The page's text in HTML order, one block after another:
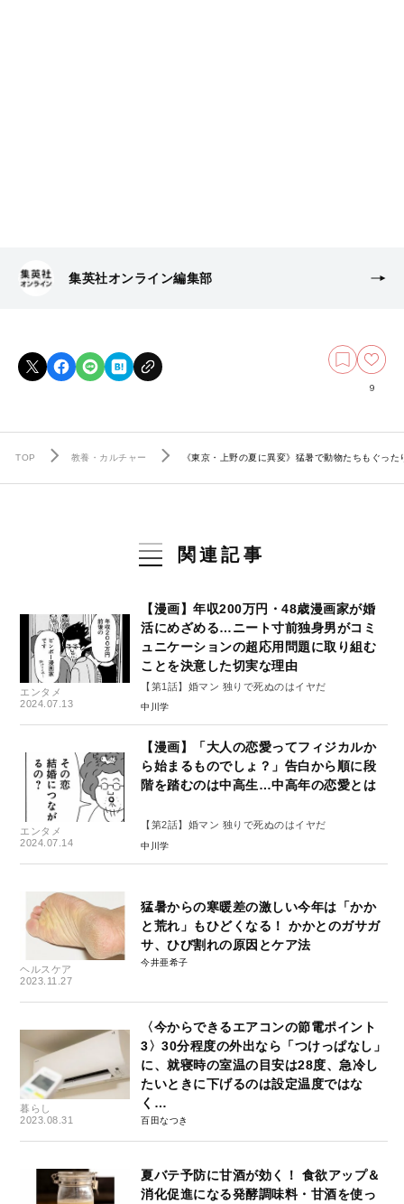
集英社オンライン編集部
9
TOP 教養・カルチャー 《東京・上野の夏に異変》猛暑で動物たちもぐっ
関連記事
エンタメ
2024.07.13
【漫画】年収200万円・48歳漫画家が婚
活にめざめる…ニート寸前独身男がコミ
ュニケーションの超応用問題に取り組む
ことを決意した切実な理由
【第1話】婚マン 独りで死ぬのはイヤだ
中川学
エンタメ
2024.07.14
【漫画】「大人の恋愛ってフィジカルか
ら始まるものでしょ？」告白から順に段
階を踏むのは中高生…中高年の恋愛とは
【第2話】婚マン 独りで死ぬのはイヤだ
中川学
ヘルスケア
2023.11.27
猛暑からの寒暖差の激しい今年は「かか
と荒れ」もひどくなる！ かかとのガサガ
サ、ひび割れの原因とケア法
今井亜希子
暮らし
2023.08.31
〈今からできるエアコンの節電ポイント
3〉30分程度の外出なら「つけっぱなし」
に、就寝時の室温の目安は28度、急冷し
たいときに下げるのは設定温度ではな
く…
百田なつき
夏バテ予防に甘酒が効く！ 食欲アップ＆
消化促進になる発酵調味料・甘酒を使っ